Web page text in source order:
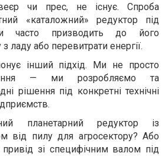
чи прес, не існує. Спроба
«каталожний» редуктор під
часто призводить до його
ладу або перевитрати енергії.
інший підхід. Ми не просто
— ми розробляємо та
рішення під конкретні технічні
планетарний редуктор із
від пилу для агросектору? Або
привід зі специфічним валом під